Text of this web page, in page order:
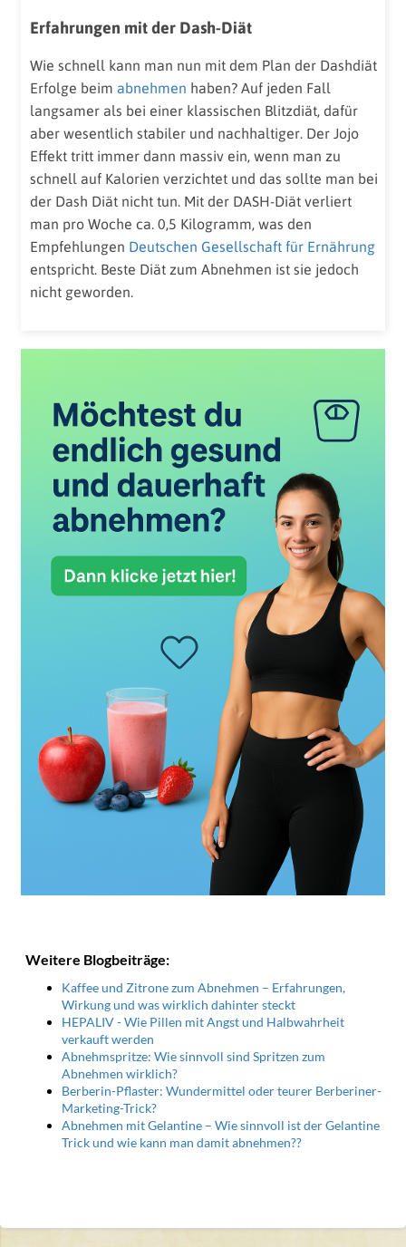
Erfahrungen mit der Dash-Diät
Wie schnell kann man nun mit dem Plan der Dashdiät
Erfolge beim abnehmen haben? Auf jeden Fall
langsamer als bei einer klassischen Blitzdiät, dafür
aber wesentlich stabiler und nachhaltiger. Der Jojo
Effekt tritt immer dann massiv ein, wenn man zu
schnell auf Kalorien verzichtet und das sollte man bei
der Dash Diät nicht tun. Mit der DASH-Diät verliert
man pro Woche ca. 0,5 Kilogramm, was den
Empfehlungen Deutschen Gesellschaft für Ernährung
entspricht. Beste Diät zum Abnehmen ist sie jedoch
nicht geworden.
Weitere Blogbeiträge:
Kaffee und Zitrone zum Abnehmen – Erfahrungen,
Wirkung und was wirklich dahinter steckt
HEPALIV - Wie Pillen mit Angst und Halbwahrheit
verkauft werden
Abnehmspritze: Wie sinnvoll sind Spritzen zum
Abnehmen wirklich?
Berberin-Pflaster: Wundermittel oder teurer Berberiner-
Marketing-Trick?
Abnehmen mit Gelantine – Wie sinnvoll ist der Gelantine
Trick und wie kann man damit abnehmen??